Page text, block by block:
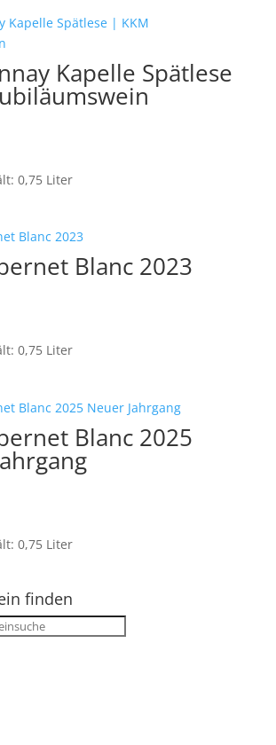
Kapelle Spätlese
0,75 Liter
Blanc 2023
0,75 Liter
Blanc 2025
0,75 Liter
finden